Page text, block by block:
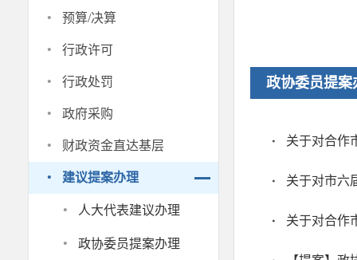
· 预算/决算
· 行政许可
· 行政处罚
· 政府采购
· 财政资金直达基层
· 建议提案办理
· 人大代表建议办理
· 政协委员提案办理
政协委员提案
关于对合作
关于对市六
关于对合作